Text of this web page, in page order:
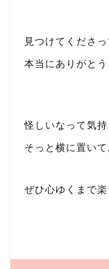
見つけてくださっ
本当にありがとう
怪しいなって気
そっと横に置い
ぜひ心ゆくまで楽